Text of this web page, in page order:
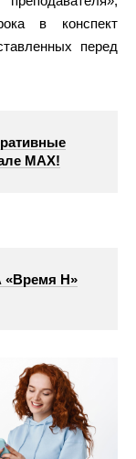
в конспект
перед
МАХ!
«Время Н»